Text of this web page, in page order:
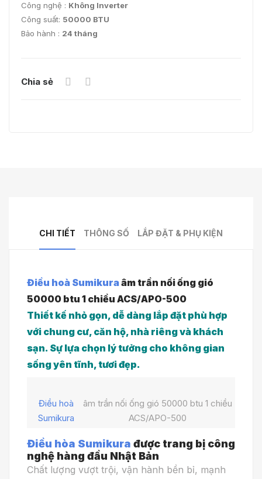
Công nghệ : Không Inverter
Công suất: 50000 BTU
Bảo hành : 24 tháng
Chia sẻ
CHI TIẾT THÔNG SỐ LẮP ĐẶT & PHỤ KIỆN
Điều hoà Sumikuraâm trần nối ống gió
50000 btu 1 chiều ACS/APO-500
Thiết kế nhỏ gọn, dễ dàng lắp đặt phù hợp
với chung cư, căn hộ, nhà riêng và khách
sạn. Sự lựa chọn lý tưởng cho không gian
sống yên tĩnh, tươi đẹp.
Điều hoà
Sumikura
âm trần nối ống gió 50000 btu 1 chiều
ACS/APO-500
Điều hòa Sumikura được trang bị công
nghệ hàng đầu Nhật Bản
Chất lượng vượt trội, vận hành bền bỉ, mạnh